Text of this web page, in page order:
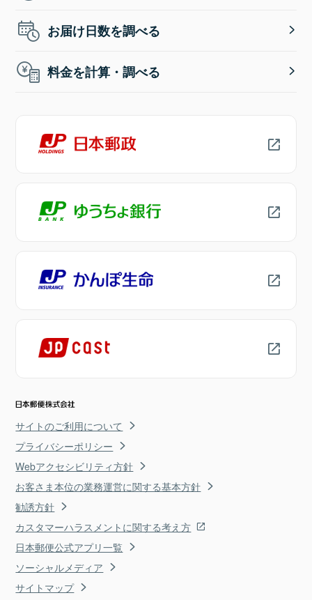
お届け日数を調べる
料金を計算・調べる
サイトのご利用について
プライバシーポリシー
Webアクセシビリティ方針
お客さま本位の業務運営に関する基本方針
勧誘方針
カスタマーハラスメントに関する考え方
日本郵便公式アプリ一覧
ソーシャルメディア
サイトマップ